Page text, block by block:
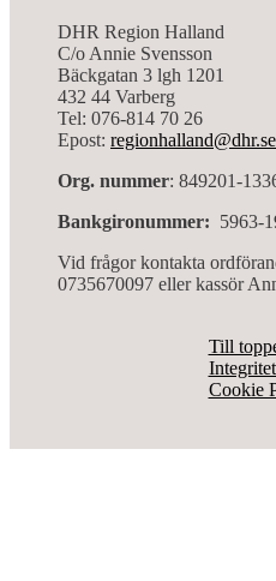
DHR Region Halland
C/o Annie Svensson
Bäckgatan 3 lgh 1201
432 44 Varberg
Tel: 076-814 70 26
Epost: regionhalland@dhr.se
Org. nummer: 849201-
Bankgironummer: 5963-
Vid frågor kontakta
0735670097 eller kassör
Till
Cookie